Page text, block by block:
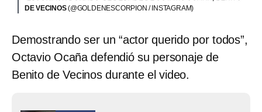
DE VECINOS(@GOLDENESCORPION / INSTAGRAM)
Demostrando ser un “actor querido por todos”,
Octavio Ocaña defendió su personaje de
Benito de Vecinos durante el video.